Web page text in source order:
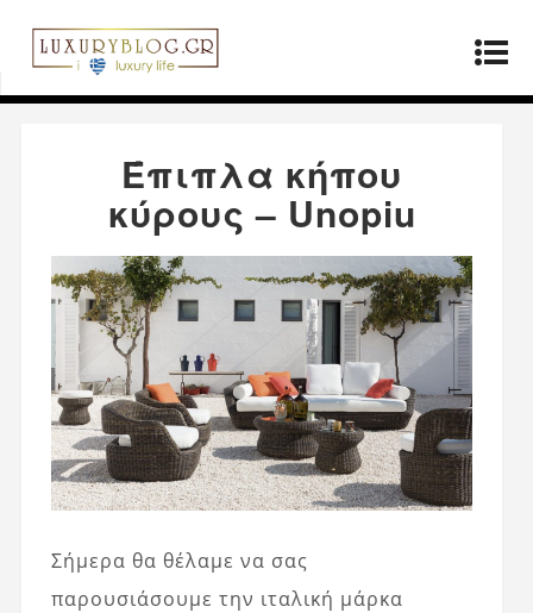
Αρχική σελίδα»Παραγωγοί
κύρους – Unopiu
Έπιπλα κήπου
κύρους – Unopiu
Σήμερα θα θέλαμε να σας
παρουσιάσουμε την ιταλική μάρκα